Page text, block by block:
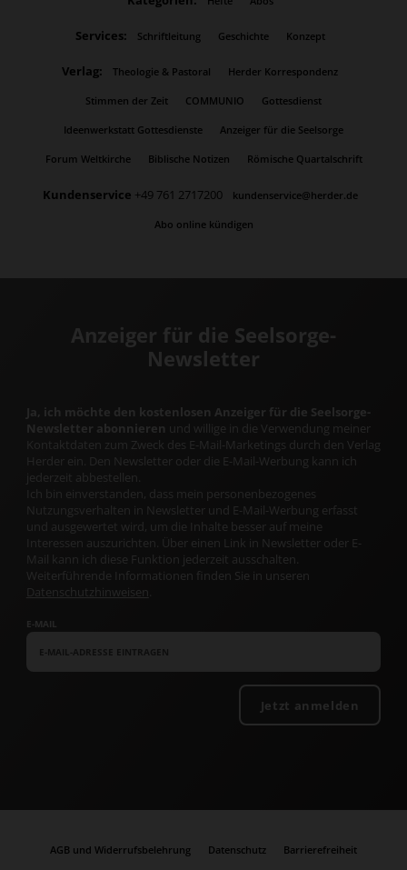
Services: Schriftleitung Geschichte Konzept
Verlag: Theologie & Pastoral Herder Korrespondenz
Stimmen der Zeit COMMUNIO Gottesdienst
Ideenwerkstatt Gottesdienste Anzeiger für die Seelsorge
Forum Weltkirche Biblische Notizen Römische Quartalschrift
Kundenservice +49 761 2717200 kundenservice@herder.de
Abo online kündigen
Anzeiger für die Seelsorge-
Newsletter
Ja, ich möchte den kostenlosen Anzeiger für die Seelsorge-
Newsletter abonnieren und willige in die Verwendung meiner
Kontaktdaten zum Zweck des E-Mail-Marketings durch den Verlag
Herder ein. Den Newsletter oder die E-Mail-Werbung kann ich
jederzeit abbestellen.
Ich bin einverstanden, dass mein personenbezogenes
Nutzungsverhalten in Newsletter und E-Mail-Werbung erfasst
und ausgewertet wird, um die Inhalte besser auf meine
Interessen auszurichten. Über einen Link in Newsletter oder E-
Mail kann ich diese Funktion jederzeit ausschalten.
Weiterführende Informationen finden Sie in unseren
Datenschutzhinweisen
E-MAIL
Jetzt anmelden
AGB und Widerrufsbelehrung Datenschutz Barrierefreiheit